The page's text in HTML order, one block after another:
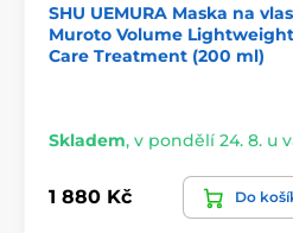
SHU UEMURA Maska na
Muroto Volume Lightweight
Care Treatment (200 ml)
Skladem, v pondělí 24. 8. u
1 880 Kč Do